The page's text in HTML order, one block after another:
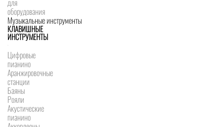
для
оборудования
Музыкальные инструменты
КЛАВИШНЫЕ
ИНСТРУМЕНТЫ
Цифровые
пианино
Аранжировочные
станции
Баяны
Рояли
Акустические
пианино